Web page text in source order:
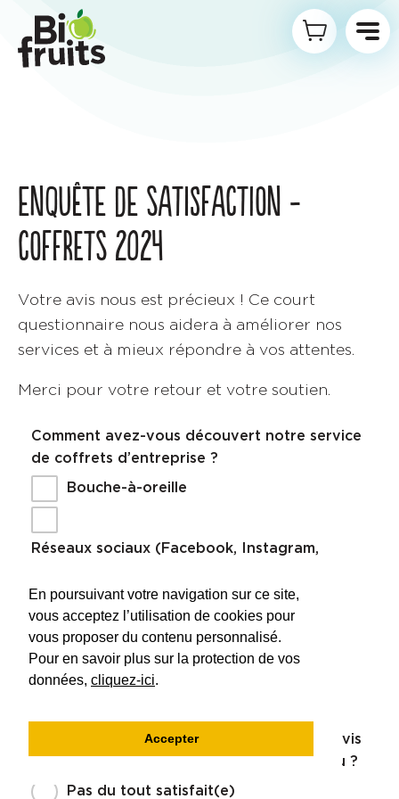
En poursuivant votre navigation sur ce site,
vous acceptez l’utilisation de cookies pour
vous proposer du contenu personnalisé.
Pour en savoir plus sur la protection de vos
données, cliquez-ici.
Accepter
ENQUÊTE DE SATISFACTION -
COFFRETS 2024
Votre avis nous est précieux ! Ce court
questionnaire nous aidera à améliorer nos
services et à mieux répondre à vos attentes.
Merci pour votre retour et votre soutien.
Comment avez-vous découvert notre service
de coffrets d’entreprise ?
Bouche-à-oreille
Réseaux sociaux (Facebook, Instagram,
Newsletter Biofruits
Recommandation professionnelle
Quelle est votre satisfaction globale vis-à-vis
du coffret d’entreprise que vous avez reçu ?
Pas du tout satisfait(e)